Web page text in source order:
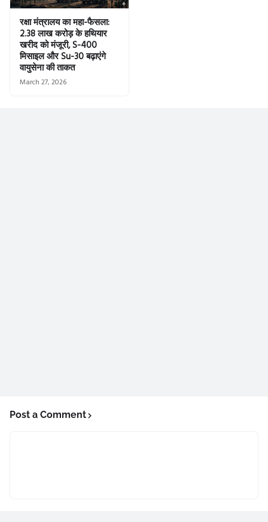
रक्षा मंत्रालय का महा-फैसला:
2.38 लाख करोड़ के हथियार
खरीद को मंजूरी, S-400
मिसाइल और Su-30 बढ़ाएंगे
वायुसेना की ताकत
March 27, 2026
Post a Comment